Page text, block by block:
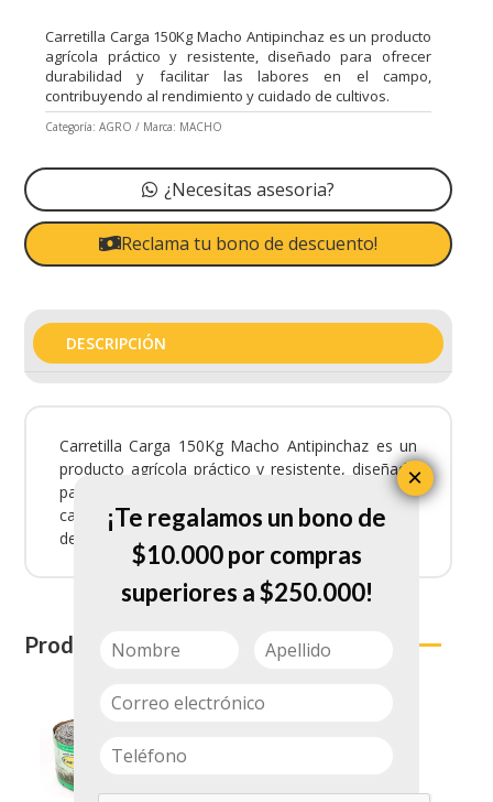
Carretilla Carga 150Kg Macho Antipinchaz es un producto
agrícola práctico y resistente, diseñado para ofrecer
durabilidad y facilitar las labores en el campo,
contribuyendo al rendimiento y cuidado de cultivos.
Categoría:AGRO Marca: MACHO
¿Necesitas asesoria?
Reclama tu bono de descuento!
DESCRIPCIÓN
Carretilla Carga 150Kg Macho Antipinchaz es un
producto agrícola práctico y resistente, diseñado
para ofrecer durabilidad y facilitar las labores en el
campo, contribuyendo al rendimiento y cuidado
de cultivos.
Productos relacionados
¡Te regalamos un bono de
$10.000 por compras
superiores a $250.000!
×